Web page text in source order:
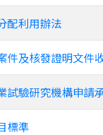
配利用辦法
件及核發證明文件
試驗研究機構申請
標準